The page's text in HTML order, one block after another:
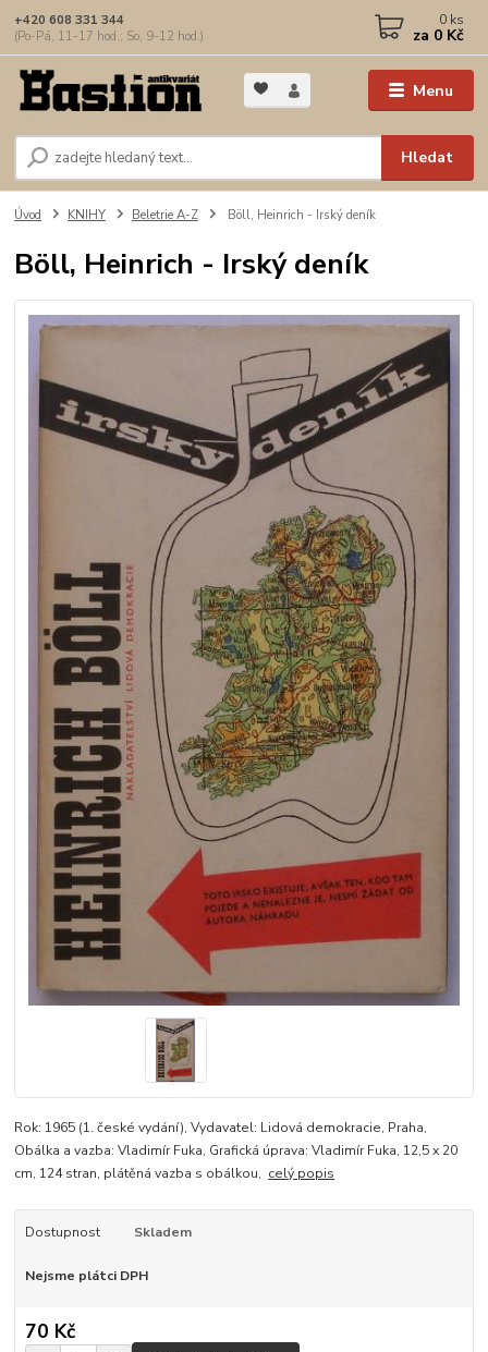
Menu
Hledat
+420 608 331 344
(Po-Pá, 11-17 hod.; So, 9-12 hod.)
0 ks
za 0 Kč
Úvod KNIHY Beletrie A-Z Böll, Heinrich - Irský deník
Böll, Heinrich - Irský deník
Rok: 1965 (1. české vydání), Vydavatel: Lidová demokracie, Praha,
Obálka a vazba: Vladimír Fuka, Grafická úprava: Vladimír Fuka, 12,5 x 20
cm, 124 stran, plátěná vazba s obálkou, celý popis
Dostupnost Skladem
Nejsme plátci DPH
70 Kč